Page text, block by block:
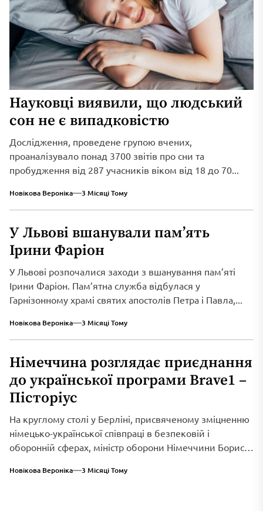
Науковці виявили, що людський
сон не є випадковістю
Дослідження, проведене групою вчених,
проаналізувало понад 3700 звітів про сни та
пробудження від 287 учасників віком від 18 до 70...
Новікова Вероніка 3 Місяці Тому
У Львові вшанували пам’ять
Ірини Фаріон
У Львові розпочалися заходи з вшанування пам’яті
Ірини Фаріон. Пам’ятна служба відбулася у
Гарнізонному храмі святих апостолів Петра і Павла,...
Новікова Вероніка 3 Місяці Тому
Німеччина розглядає приєднання
до української програми Brave1 –
Пісторіус
На круглому столі у Берліні, присвяченому зміцненню
німецько-української співпраці в безпековій і
оборонній сферах, міністр оборони Німеччини Борис
Новікова Вероніка 3 Місяці Тому